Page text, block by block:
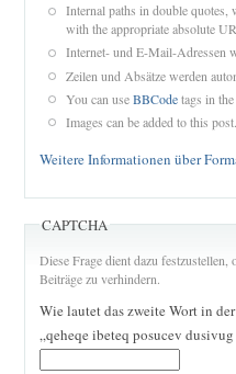
Internal paths in double quotes,
with the appropriate absolute
Internet- und E-Mail-Adressen
Zeilen und Absätze werden
You can useBBCodetags in
Images can be added to this post.
Weitere Informationen über
CAPTCHA
Diese Frage dient dazu
Beiträge zu verhindern.
Wie lautet das zweite Wort in
„qeheqe ibeteq posucev